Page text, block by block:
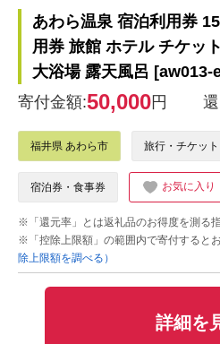
あわら温泉 宿泊利用券
用券 旅館 ホテル チケッ
大浴場 露天風呂 [aw013-
寄付金額:50,000円
福井県 あわら市 旅行・チケッ
宿泊券・食事券 お気に入り
※「還元率」とは返礼品のお得度を測る
※「控除上限額」の範囲内で寄付すると
除上限額を調べる）
詳細を